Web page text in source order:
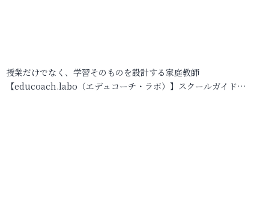
授業だけでなく、学習そのものを設計する家庭教師
【educoach.labo（エデュコーチ・ラボ）】スクールガイド…